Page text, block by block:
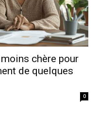
chère pour
de quelques
0